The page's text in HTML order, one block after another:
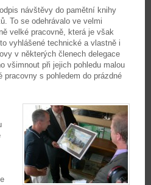
návštěvy do pamětní knihy
To se odehrávalo ve velmi
velké pracovně, která je však
vyhlášené technické a vlastně i
v některých členech delegace
všimnout při jejich pohledu malou
s pohledem do prázdné